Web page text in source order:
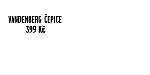
VANDENBERG ČEPICE
399Kč